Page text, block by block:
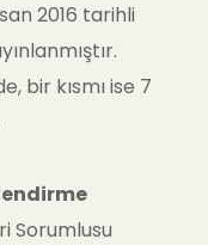
2016 tarihli
bir kısmı ise 7
Sorumlusu